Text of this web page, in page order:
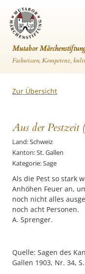
Mutabor
Fachwissen, Kompetenz,
Zur Übersicht
Aus der Pestzeit
Land: Schweiz
Kanton: St. Gallen
Kategorie: Sage
Als die Pest so stark
Anhöhen Feuer an,
noch nicht alles
noch acht Personen.
A. Sprenger.
Quelle: Sagen des
Gallen 1903, Nr. 34,